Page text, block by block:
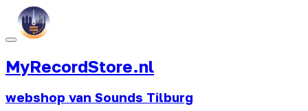
MyRecordStore.nl
webshop van Sounds Tilburg